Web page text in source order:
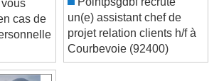
cas de
Pointpsgdbf recrute
un(e) assistant chef de
projet relation clients h/f à
Courbevoie (92400)